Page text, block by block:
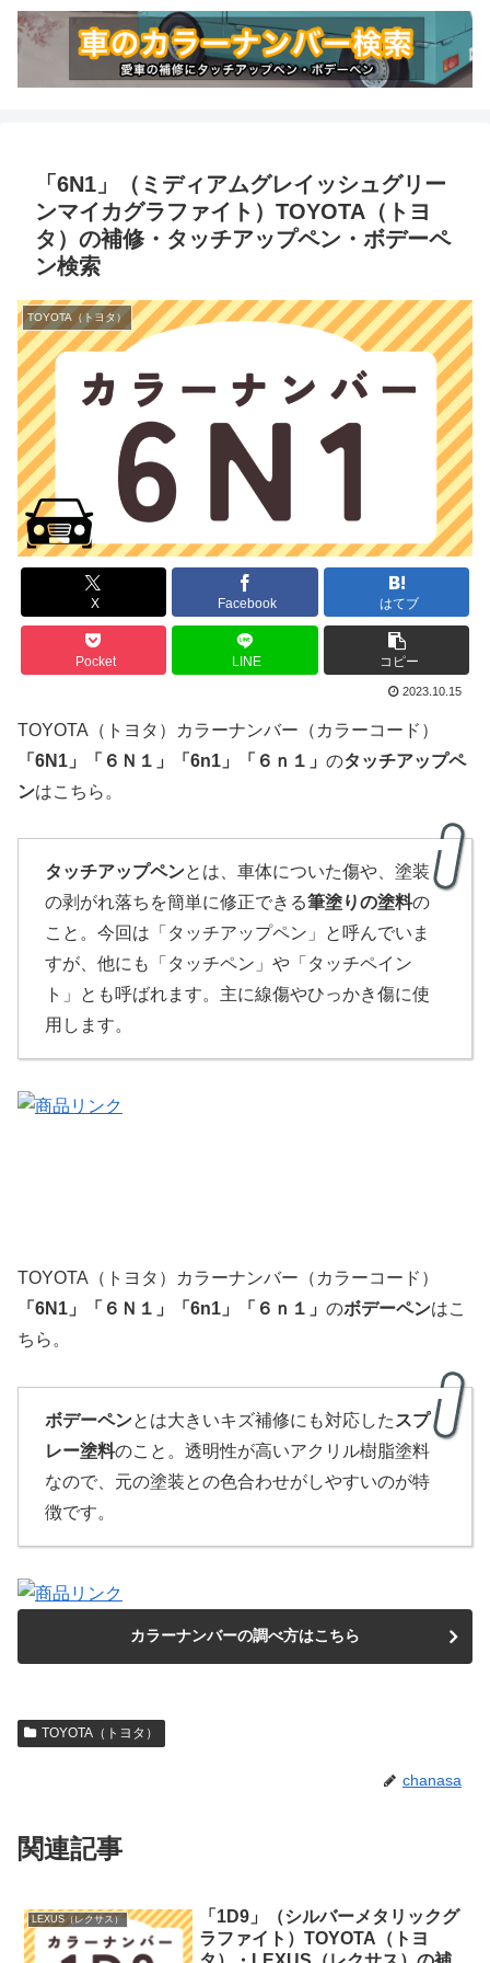
「6N1」（ミディアムグレイッシュグリー
ンマイカグラファイト）TOYOTA（トヨ
タ）の補修・タッチアップペン・ボデーペ
ン検索
TOYOTA（トヨタ）
X Facebook はてブ
Pocket LINE コピー
2023.10.15
TOYOTA（トヨタ）カラーナンバー（カラーコード）
「 6N 1」 「６Ｎ１」「6n1」「６ｎ１」 のタッチアップペ
ンはこちら。
タッチアップペンとは、車体についた傷や、塗装
の剥がれ落ちを簡単に修正できる筆塗りの塗料の
こと。今回は「タッチアップペン」と呼んでいま
すが、他にも「タッチペン」や「タッチペイン
ト」とも呼ばれます。主に線傷やひっかき傷に使
用します。
TOYOTA（トヨタ）カラーナンバー（カラーコード）
「 6N 1」 「６Ｎ１」「6n1」「６ｎ１」 のボデーペンはこ
ちら。
ボデーペンとは大きいキズ補修にも対応した スプ
レー塗料のこと。透明性が高いアクリル樹脂塗料
なので、元の塗装との色合わせがしやすいのが特
徴です。
カラーナンバーの調べ方はこちら
TOYOTA（トヨタ）
chanasa
関連記事
LEXUS（レクサス）
「1D9」（シルバーメタリックグ
ラファイト）TOYOTA（トヨ